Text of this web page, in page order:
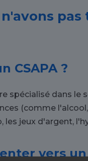
CSAPA ?
spécialisé dans
(comme
les jeux d'argent,
vers un